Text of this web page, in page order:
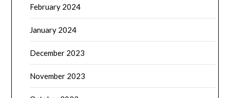
February 2024
January 2024
December 2023
November 2023